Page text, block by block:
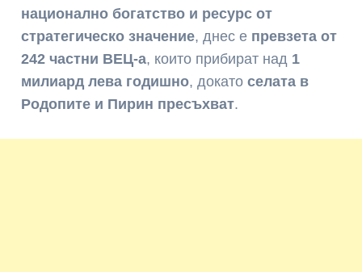
национално богатство и ресурс от
стратегическо значение, днес е превзета от
242 частни ВЕЦ-а, които прибират над 1
милиард лева годишно, докатоселата в
Родопите и Пирин пресъхват.